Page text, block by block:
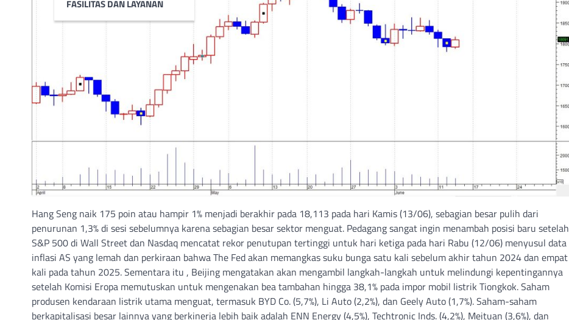
FASILITAS DAN LAYANAN
Hang Seng naik 175 poin atau hampir 1% menjadi berakhir pada 18,113 pada hari Kamis (13/06), sebagian besar pulih dari
penurunan 1,3% di sesi sebelumnya karena sebagian besar sektor menguat. Pedagang sangat ingin menambah posisi baru setelah
S&P 500 di Wall Street dan Nasdaq mencatat rekor penutupan tertinggi untuk hari ketiga pada hari Rabu (12/06) menyusul data
inflasi AS yang lemah dan perkiraan bahwa The Fed akan memangkas suku bunga satu kali sebelum akhir tahun 2024 dan empat
kali pada tahun 2025. Sementara itu , Beijing mengatakan akan mengambil langkah-langkah untuk melindungi kepentingannya
setelah Komisi Eropa memutuskan untuk mengenakan bea tambahan hingga 38,1% pada impor mobil listrik Tiongkok. Saham
produsen kendaraan listrik utama menguat, termasuk BYD Co. (5,7%), Li Auto (2,2%), dan Geely Auto (1,7%). Saham-saham
berkapitalisasi besar lainnya yang berkinerja lebih baik adalah ENN Energy (4,5%), Techtronic Inds. (4,2%), Meituan (3,6%), dan